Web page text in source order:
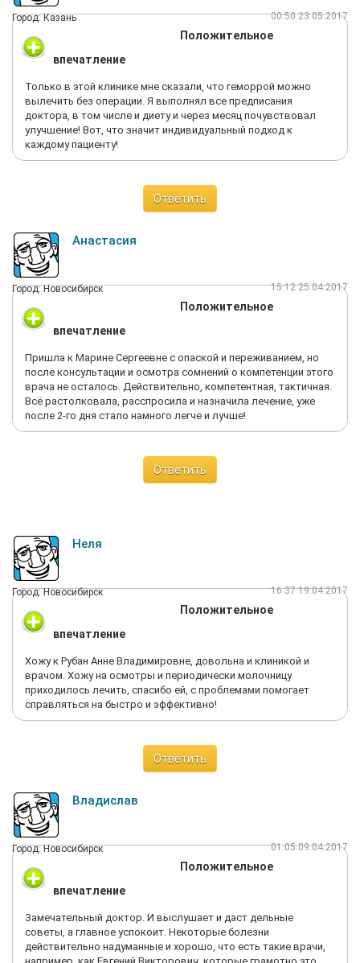
о болях. В клинике не только высококачественное
оборудование и презентабельный вид помещения, но и
квалифицированные врачи, как я убедилась. Рада, что
обратилась к этому врачу и в эту клинику.
Город: Казань 00:50 23.05.2017
Положительное
впечатление
Только в этой клинике мне сказали, что геморрой можно
вылечить без операции. Я выполнял все предписания
доктора, в том числе и диету и через месяц почувствовал
улучшение! Вот, что значит индивидуальный подход к
каждому пациенту!
Ответить
Анастасия
Город: Новосибирск 15:12 25.04.2017
Положительное
впечатление
Пришла к Марине Сергеевне с опаской и переживанием, но
после консультации и осмотра сомнений о компетенции этого
врача не осталось. Действительно, компетентная, тактичная.
Всё растолковала, расспросила и назначила лечение, уже
после 2-го дня стало намного легче и лучше!
Ответить
Неля
Город: Новосибирск 16:37 19.04.2017
Положительное
впечатление
Хожу к Рубан Анне Владимировне, довольна и клиникой и
врачом. Хожу на осмотры и периодически молочницу
приходилось лечить, спасибо ей, с проблемами помогает
справляться на быстро и эффективно!
Ответить
Владислав
Город: Новосибирск 01:05 09.04.2017
Положительное
впечатление
Замечательный доктор. И выслушает и даст дельные
советы, а главное успокоит. Некоторые болезни
действительно надуманные и хорошо, что есть такие врачи,